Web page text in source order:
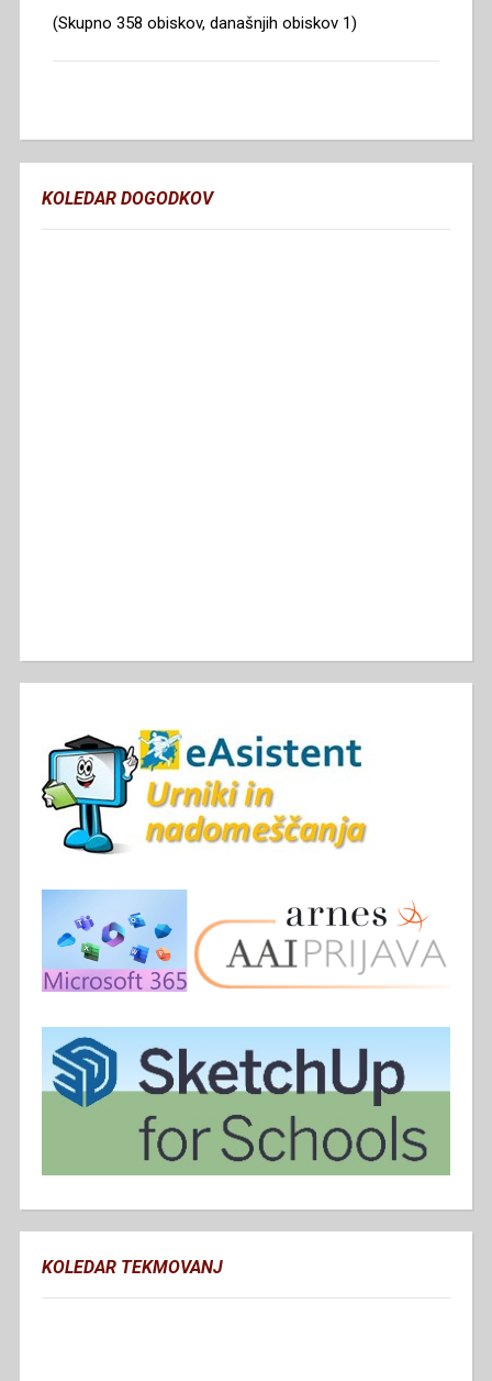
(Skupno 358 obiskov, današnjih obiskov 1)
KOLEDAR DOGODKOV
KOLEDAR TEKMOVANJ